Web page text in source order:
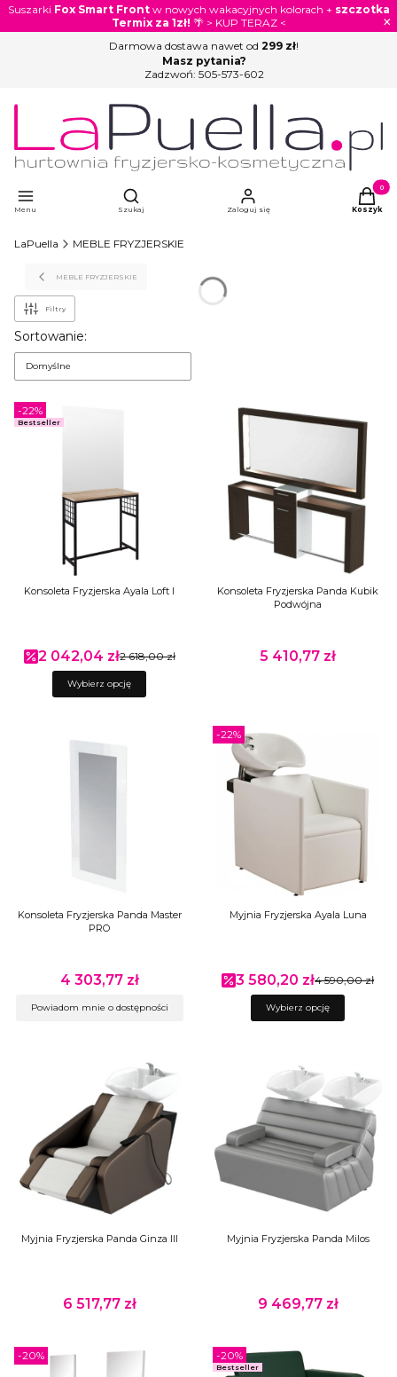
Suszarki Fox Smart Frontw nowych wakacyjnych kolorach + szczotka
Termix za 1zł! 🌴 > KUP TERAZ < ×
Darmowa dostawa nawet od 299 zł!
Masz pytania?
Zadzwoń: 505-573-602
Menu
Otwórz wyszukiwarkę
Szukaj Zaloguj się Koszyk
LaPuella MEBLE FRYZJERSKIE
MEBLE FRYZJERSKIE
Filtry
Lista produktów
Sortowanie:
Domyślne
Bestseller
Konsoleta Fryzjerska Ayala Loft I
Cena promocyjna
2 042,04 zł2 618,00 zł
-22%
Wybierz opcję
Konsoleta Fryzjerska Panda Kubik
Podwójna
Cena
5 410,77 zł
Konsoleta Fryzjerska Panda Master
PRO
Cena
4 303,77 zł
Powiadom mnie o dostępności
Myjnia Fryzjerska Ayala Luna
Cena promocyjna
3 580,20 zł4 590,00 zł
-22%
Wybierz opcję
Myjnia Fryzjerska Panda Ginza III
Cena
6 517,77 zł
Myjnia Fryzjerska Panda Milos
Cena
9 469,77 zł
-20%
Bestseller
-20%